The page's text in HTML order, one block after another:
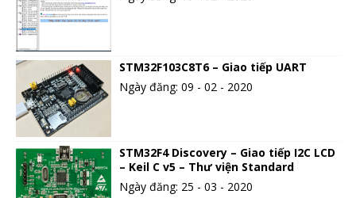
STM32F103C8T6 – Giao tiếp UART
Ngày đăng: 09 - 02 - 2020
STM32F4 Discovery – Giao tiếp I2C LCD
– Keil C v5 – Thư viện Standard
Ngày đăng: 25 - 03 - 2020